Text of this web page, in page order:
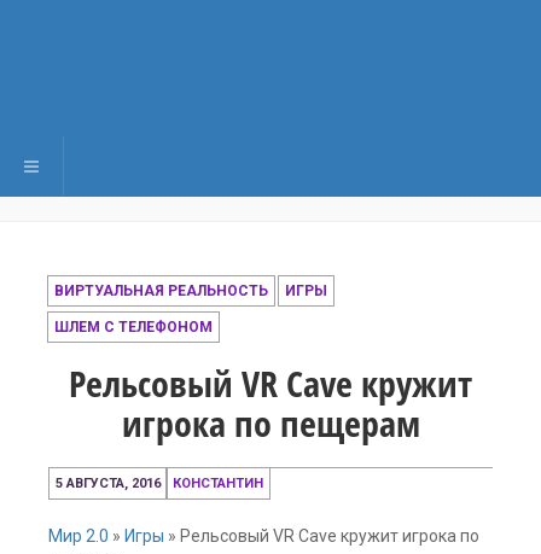
Переключить навигацию
ВИРТУАЛЬНАЯ РЕАЛЬНОСТЬ ИГРЫ
ШЛЕМ С ТЕЛЕФОНОМ
Рельсовый VR Cave кружит
игрока по пещерам
5 АВГУСТА, 2016
11
декабря,
КОНСТАНТИН
Мир 2.0 » Игры » Рельсовый VR Cave кружит игрока по